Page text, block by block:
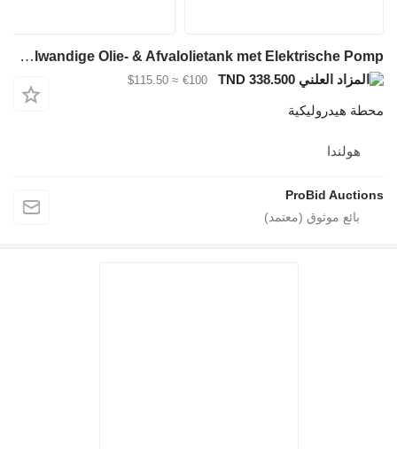
Schütz 700L Dubbelwandige Olie- & Afvalolietank met Elektrische Pomp
TND 338.500
€100
≈ $115.50
هيدروليكية
هولندا
ProBid